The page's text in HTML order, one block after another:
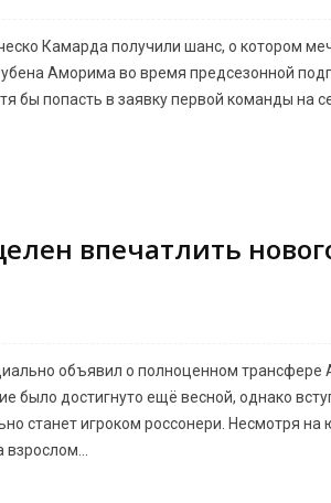
Камарда получили шанс, о котором
Аморима во время предсезонной
бы попасть в заявку первой команды на
впечатлить
объявил о полноценном трансфере
было достигнуто ещё весной, однако
станет игроком россонери. Несмотря на